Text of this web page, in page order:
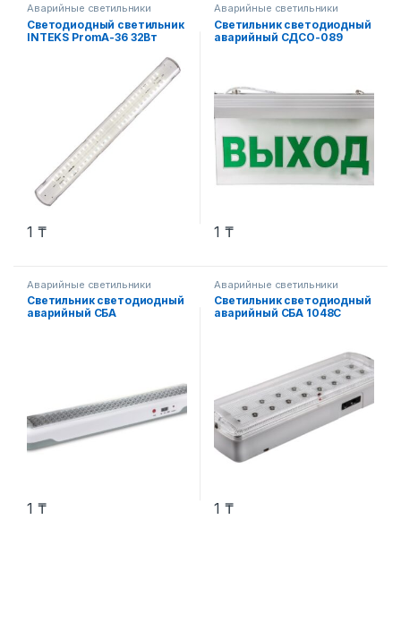
Аварийные светильники
Светодиодный светильник
INTEKS PromА-36 32Вт
1 ₸
Аварийные светильники
Светильник светодиодный
аварийный СДСО-089
1 ₸
Аварийные светильники
Светильник светодиодный
аварийный СБА
1 ₸
Аварийные светильники
Светильник светодиодный
аварийный СБА 1048С
1 ₸